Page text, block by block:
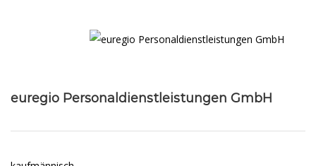
euregio Personaldienstleistungen GmbH